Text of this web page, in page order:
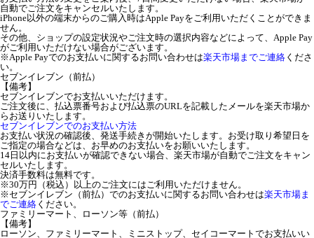
自動でご注文をキャンセルいたします。
iPhone以外の端末からのご購入時はApple Payをご利用いただくことができま
せん。
その他、ショップの設定状況やご注文時の選択内容などによって、Apple Pay
がご利用いただけない場合がございます。
※Apple Payでのお支払いに関するお問い合わせは楽天市場までご連絡 くださ
い。
セブンイレブン（前払）
【備考】
セブンイレブンでお支払いいただけます。
ご注文後に、払込票番号および払込票のURLを記載したメールを楽天市場か
らお送りいたします。
セブンイレブンでのお支払い方法
お支払い状況の確認後、発送手続きが開始いたします。お受け取り希望日を
ご指定の場合などは、お早めのお支払いをお願いいたします。
14日以内にお支払いが確認できない場合、楽天市場が自動でご注文をキャン
セルいたします。
決済手数料は無料です。
※30万円（税込）以上のご注文にはご利用いただけません。
※セブンイレブン（前払）でのお支払いに関するお問い合わせは楽天市場ま
でご連絡 ください。
ファミリーマート、ローソン等（前払）
【備考】
ローソン、ファミリーマート、ミニストップ、セイコーマートでお支払いい